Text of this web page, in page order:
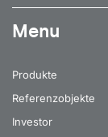
Menu
Produkte
Referenzobjekte
Investor